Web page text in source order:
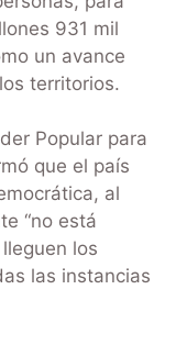
931 mil
un avance
territorios.
Popular para
que el país
al
“no está
los
las instancias